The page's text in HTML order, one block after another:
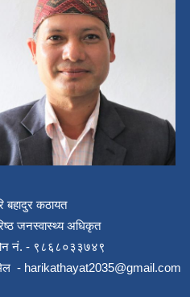
बहादुर कठायत
जनस्वास्थ्य अधिकृत
नं. - ९८६८०३३७४९
- harikathayat2035@gmail.com